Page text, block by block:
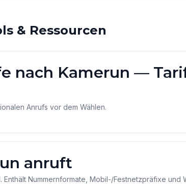
& Ressourcen
nach Kamerun —
Anrufs vor dem Wählen.
anruft
Nummernformate, Mobil-/Festnetzpräfixe und